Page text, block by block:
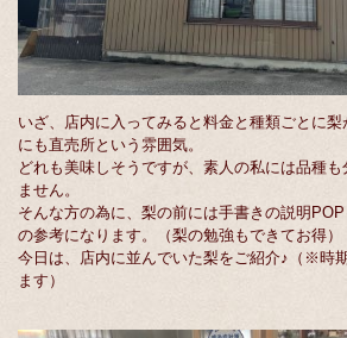
いざ、店内に入ってみると料金と種類ごとに
にも直売所という雰囲気。
どれも美味しそうですが、素人の私には品種
ません。
そんな方の為に、梨の前には手書きの説明
の参考になります。（梨の勉強もできてお得）
今日は、店内に並んでいた梨をご紹介♪（※時
ます）